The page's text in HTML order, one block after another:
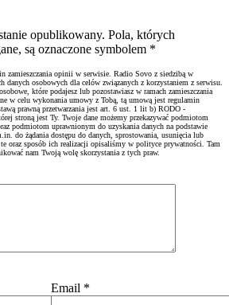
opublikowany. Pola, których
są oznaczone symbolem *
zamieszczania opinii w serwisie. Radio Sovo z siedzibą w
danych osobowych dla celów związanych z korzystaniem z serwisu.
które podajesz lub pozostawiasz w ramach zamieszczania
w celu wykonania umowy z Tobą, tą umową jest regulamin
prawną przetwarzania jest art. 6 ust. 1 lit b) RODO -
stroną jest Ty. Twoje dane możemy przekazywać podmiotom
podmiotom uprawnionym do uzyskania danych na podstawie
do żądania dostępu do danych, sprostowania, usunięcia lub
oraz sposób ich realizacji opisaliśmy w polityce prywatności. Tam
nam Twoją wolę skorzystania z tych praw.
Email *